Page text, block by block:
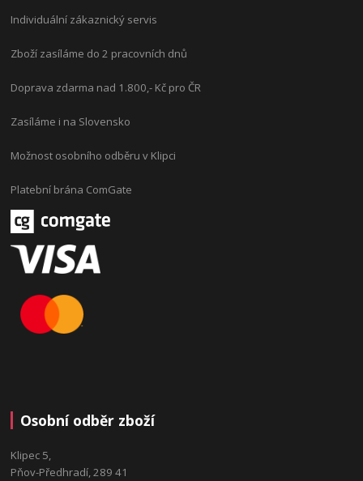
Individuální zákaznický servis
Zboží zasíláme do 2 pracovních dnů
Doprava zdarma nad 1.800,- Kč pro ČR
Zasíláme i na Slovensko
Možnost osobního odběru v Klipci
Platební brána ComGate
Osobní odběr zboží
Klipec 5,
Pňov-Předhradí, 289 41